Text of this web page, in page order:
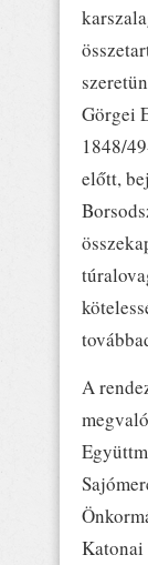
Görgei
1848/
előtt,
A
Katonai